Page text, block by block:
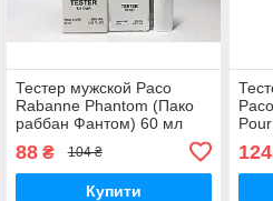
Тестер мужской Paco
Rabanne Phantom (Пако
раббан Фантом) 60 мл
88₴ 104 ₴
Купити
124